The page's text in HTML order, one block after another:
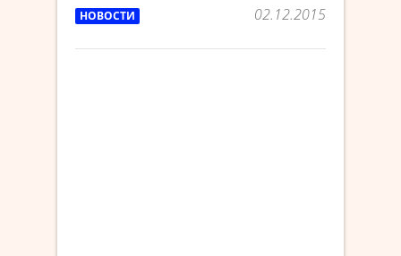
НОВОСТИ 02.12.2015